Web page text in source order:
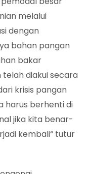
melalui
dengan
bahan pangan
bakar
telah diakui secara
krisis pangan
harus berhenti di
jika kita benar-
kembali“ tutur